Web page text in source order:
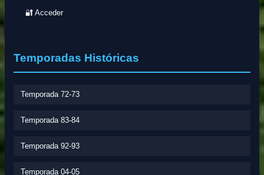
🔐 Acceder
Temporadas Históricas
Temporada 72-73
Temporada 83-84
Temporada 92-93
Temporada 04-05